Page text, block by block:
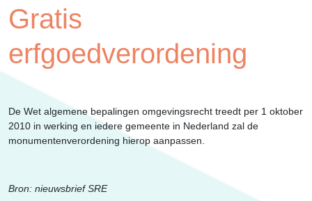
Contact
SAM Limburg
Actueel
Overheid
Erfgoed
Gratis
erfgoedverordening
De Wet algemene bepalingen omgevingsrecht treedt per 1 oktober
2010 in werking en iedere gemeente in Nederland zal de
monumentenverordening hierop aanpassen.
Bron: nieuwsbrief SRE